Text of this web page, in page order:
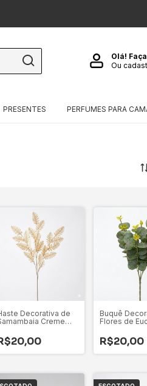
Olá!
Ou
PRESENTES PERFUMES PARA
Decorativa de
Creme
Buquê
Flores de
R$20,00